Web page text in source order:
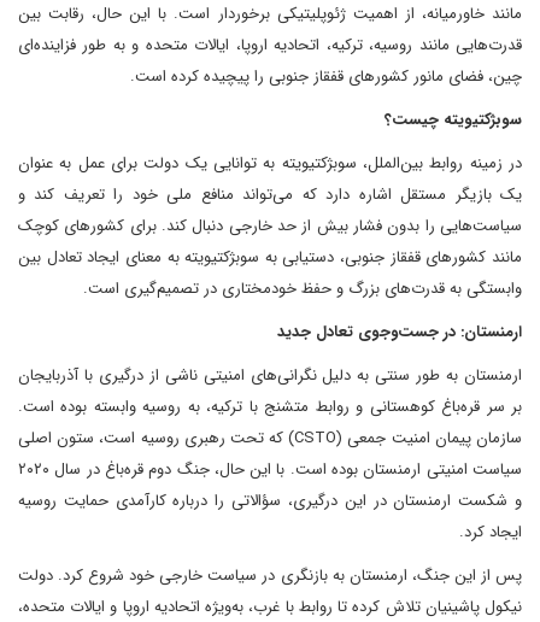
مانند خاورمیانه، از اهمیت ژئوپلیتیکی برخوردار است. با این حال، رقابت بین
قدرت‌هایی مانند روسیه، ترکیه، اتحادیه اروپا، ایالات متحده و به طور فزاینده‌ای
چین، فضای مانور کشورهای قفقاز جنوبی را پیچیده کرده است.
سوبژکتیویته چیست؟
در زمینه روابط بین‌الملل، سوبژکتیویته به توانایی یک دولت برای عمل به عنوان
یک بازیگر مستقل اشاره دارد که می‌تواند منافع ملی خود را تعریف کند و
سیاست‌هایی را بدون فشار بیش از حد خارجی دنبال کند. برای کشورهای کوچک
مانند کشورهای قفقاز جنوبی، دستیابی به سوبژکتیویته به معنای ایجاد تعادل بین
وابستگی به قدرت‌های بزرگ و حفظ خودمختاری در تصمیم‌گیری است.
ارمنستان: در جست‌وجوی تعادل جدید
ارمنستان به طور سنتی به دلیل نگرانی‌های امنیتی ناشی از درگیری با آذربایجان
بر سر قره‌باغ کوهستانی و روابط متشنج با ترکیه، به روسیه وابسته بوده است.
سازمان پیمان امنیت جمعی (CSTO) که تحت رهبری روسیه است، ستون اصلی
سیاست امنیتی ارمنستان بوده است. با این حال، جنگ دوم قره‌باغ در سال ۲۰۲۰
و شکست ارمنستان در این درگیری، سؤالاتی را درباره کارآمدی حمایت روسیه
ایجاد کرد.
پس از این جنگ، ارمنستان به بازنگری در سیاست خارجی خود شروع کرد. دولت
نیکول پاشینیان تلاش کرده تا روابط با غرب، به‌ویژه اتحادیه اروپا و ایالات متحده،